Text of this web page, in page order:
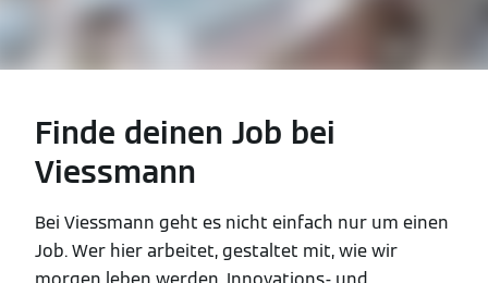
Finde deinen Job bei
Viessmann
Bei Viessmann geht es nicht einfach nur um einen
Job. Wer hier arbeitet, gestaltet mit, wie wir